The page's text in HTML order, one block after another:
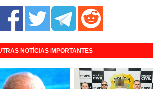
NOTÍCIAS IMPORTANTES